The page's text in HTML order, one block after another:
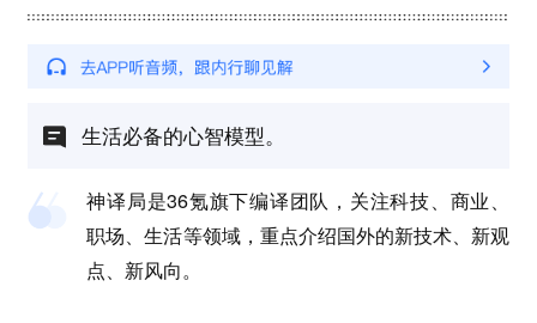
生活必备的心智模型。
神译局是36氪旗下编译团队，关注科技、商业、
职场、生活等领域，重点介绍国外的新技术、新观
点、新风向。